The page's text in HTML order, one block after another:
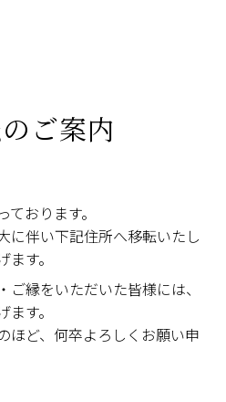
ご案内
おります。
に伴い下記住所へ移転いたし
す。
縁をいただいた皆様には、
す。
ほど、何卒よろしくお願い申